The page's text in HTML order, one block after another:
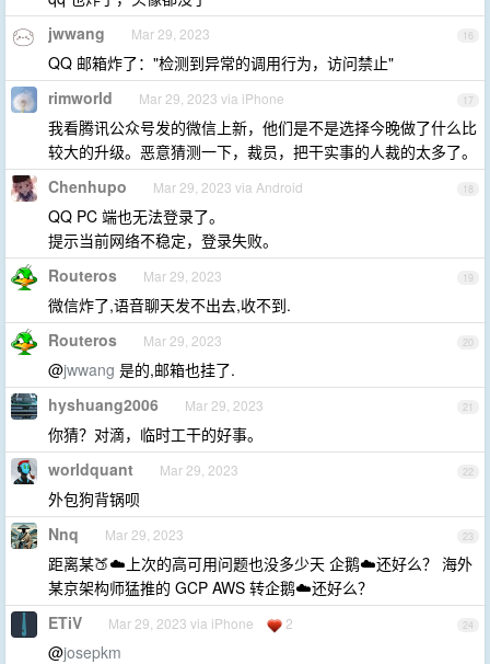
16
jwwang Mar 29, 2023
QQ 邮箱炸了："检测到异常的调用行为，访问禁止"
17
rimworld Mar 29, 2023 via iPhone
我看腾讯公众号发的微信上新，他们是不是选择今晚做了什么比
较大的升级。恶意猜测一下，裁员，把干实事的人裁的太多了。
18
Chenhupo Mar 29, 2023 via Android
QQ PC 端也无法登录了。
提示当前网络不稳定，登录失败。
19
Routeros Mar 29, 2023
微信炸了,语音聊天发不出去,收不到.
20
Routeros Mar 29, 2023
@jwwang 是的,邮箱也挂了.
21
hyshuang2006 Mar 29, 2023
你猜？对滴，临时工干的好事。
22
worldquant Mar 29, 2023
外包狗背锅呗
23
Nnq Mar 29, 2023
距离某🍑☁️上次的高可用问题也没多少天 企鹅☁️还好么？ 海外
某京架构师猛推的 GCP AWS 转企鹅☁️还好么？
24
ETiV Mar 29, 2023 via iPhone 2
@josepkm